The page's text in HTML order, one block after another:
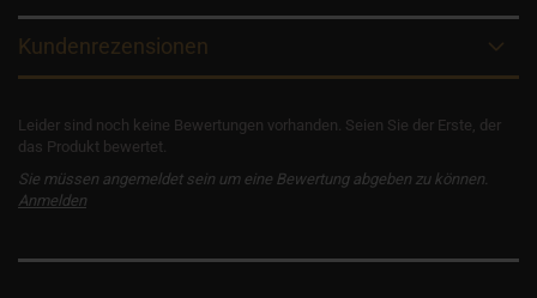
Kundenrezensionen
Leider sind noch keine Bewertungen vorhanden. Seien Sie der Erste, der
das Produkt bewertet.
Sie müssen angemeldet sein um eine Bewertung abgeben zu können.
Anmelden